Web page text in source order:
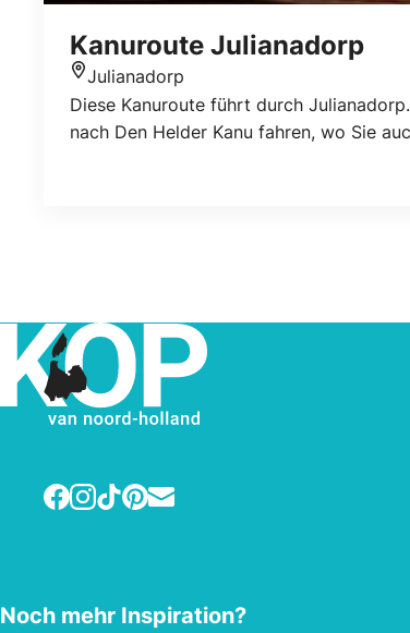
Kanuroute Julianadorp
Julianadorp
Diese Kanuroute führt durch
nach Den Helder Kanu fahren, wo Sie
Facebook
Instagram
TikTok
Pinterest
E-mail
Noch mehr Inspiration?